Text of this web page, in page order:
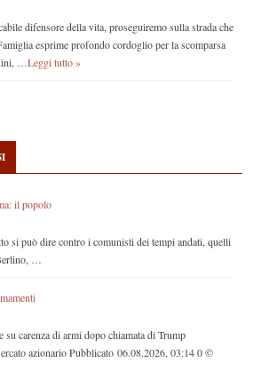
difensore della vita, proseguiremo sulla strada che
esprime profondo cordoglio per la scomparsa
… Leggi tutto »
il popolo
si può dire contro i comunisti dei tempi andati, quelli
…
su carenza di armi dopo chiamata di Trump
azionario Pubblicato 06.08.2026, 03:14 0 ©